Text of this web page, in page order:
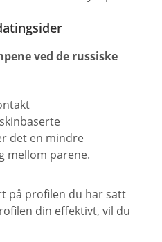
ved de russiske
det en mindre
mellom parene.
på profilen du har satt
din effektivt, vil du